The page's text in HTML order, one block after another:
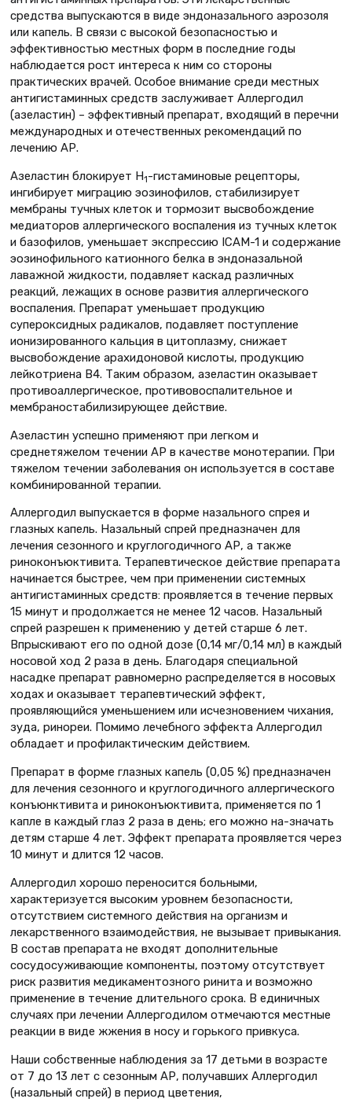
средства выпускаются в виде эндоназального аэрозоля
или капель. В связи с высокой безопасностью и
эффективностью местных форм в последние годы
наблюдается рост интереса к ним со стороны
практических врачей. Особое внимание среди местных
антигистаминных средств заслуживает Аллергодил
(азеластин) – эффективный препарат, входящий в перечни
международных и отечественных рекомендаций по
лечению АР.
Азеластин блокирует Н1-гистаминовые рецепторы,
ингибирует миграцию эозинофилов, стабилизирует
мембраны тучных клеток и тормозит высвобождение
медиаторов аллергического воспаления из тучных клеток
и базофилов, уменьшает экспрессию ICAM-1 и содержание
эозинофильного катионного белка в эндоназальной
лаважной жидкости, подавляет каскад различных
реакций, лежащих в основе развития аллергического
воспаления. Препарат уменьшает продукцию
супероксидных радикалов, подавляет поступление
ионизированного кальция в цитоплазму, снижает
высвобождение арахидоновой кислоты, продукцию
лейкотриена В4. Таким образом, азеластин оказывает
противоаллергическое, противовоспалительное и
мембраностабилизирующее действие.
Азеластин успешно применяют при легком и
среднетяжелом течении АР в качестве монотерапии. При
тяжелом течении заболевания он используется в составе
комбинированной терапии.
Аллергодил выпускается в форме назального спрея и
глазных капель. Назальный спрей предназначен для
лечения сезонного и круглогодичного АР, а также
риноконъюктивита. Терапевтическое действие препарата
начинается быстрее, чем при применении системных
антигистаминных средств: проявляется в течение первых
15 минут и продолжается не менее 12 часов. Назальный
спрей разрешен к применению у детей старше 6 лет.
Впрыскивают его по одной дозе (0,14 мг/0,14 мл) в каждый
носовой ход 2 раза в день. Благодаря специальной
насадке препарат равномерно распределяется в носовых
ходах и оказывает терапевтический эффект,
проявляющийся уменьшением или исчезновением чихания,
зуда, ринореи. Помимо лечебного эффекта Аллергодил
обладает и профилактическим действием.
Препарат в форме глазных капель (0,05 %) предназначен
для лечения сезонного и круглогодичного аллергического
конъюнктивита и риноконъюктивита, применяется по 1
капле в каждый глаз 2 раза в день; его можно на-значать
детям старше 4 лет. Эффект препарата проявляется через
10 минут и длится 12 часов.
Аллергодил хорошо переносится больными,
характеризуется высоким уровнем безопасности,
отсутствием системного действия на организм и
лекарственного взаимодействия, не вызывает привыкания.
В состав препарата не входят дополнительные
сосудосуживающие компоненты, поэтому отсутствует
риск развития медикаментозного ринита и возможно
применение в течение длительного срока. В единичных
случаях при лечении Аллергодилом отмечаются местные
реакции в виде жжения в носу и горького привкуса.
Наши собственные наблюдения за 17 детьми в возрасте
от 7 до 13 лет с сезонным АР, получавших Аллергодил
(назальный спрей) в период цветения,